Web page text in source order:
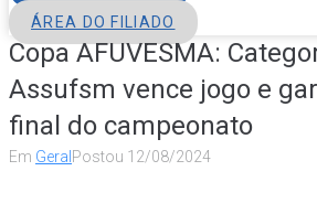
ÁREA DO FILIADO
Copa AFUVESMA:
Assufsm vence jogo e
final do campeonato
Em Geral Postou 12/08/2024